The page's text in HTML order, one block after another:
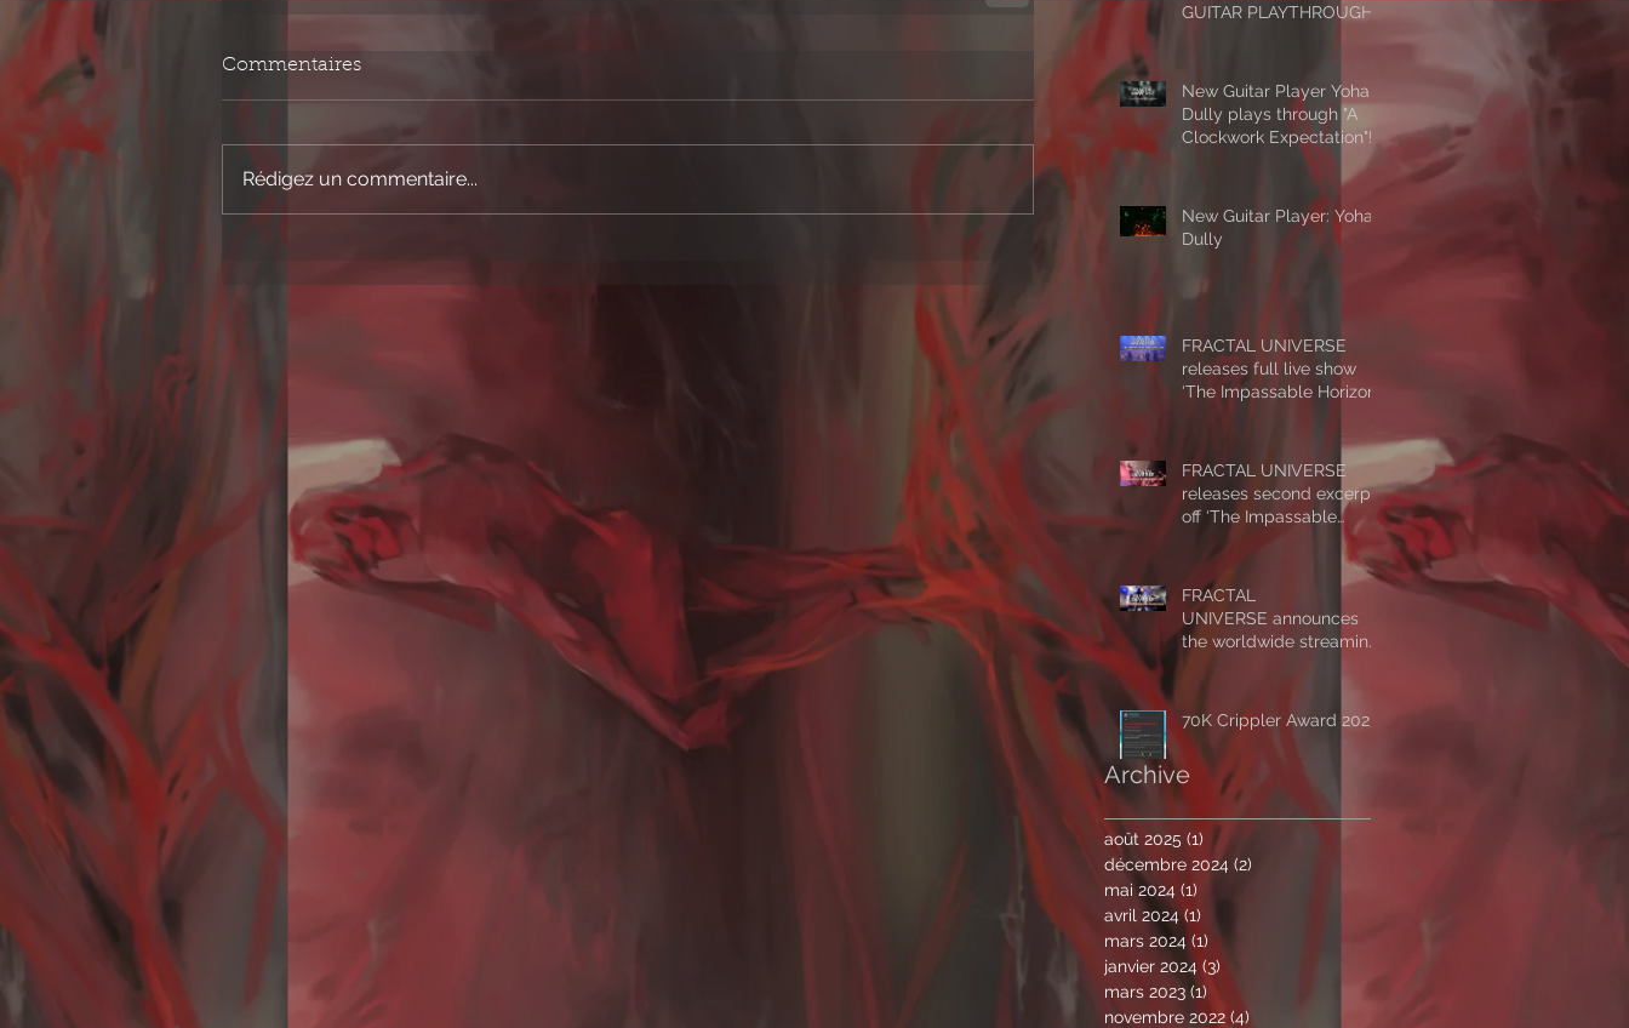
Commentaires
Rédigez un commentaire...
GUITAR PLAYTHROUGH
New Guitar Player Yohan
Dully plays through "A
Clockwork Expectation"!
New Guitar Player: Yohan
Dully
FRACTAL UNIVERSE
releases full live show
‘The Impassable Horizon
FRACTAL UNIVERSE
releases second excerpt
off ‘The Impassable
‘Symmetrical
Masquerade’
FRACTAL
UNIVERSE announces
the worldwide streaming
excerpt of the show ‘A
Clockwork Expectation’.
70K Crippler Award 2023
Archive
août 2025 (1) 1 post
décembre 2024 (2)
mai 2024 (1)
avril 2024 (1)
mars 2024 (1) 1 post
janvier 2024 (3)
mars 2023 (1)
novembre 2022 (4)